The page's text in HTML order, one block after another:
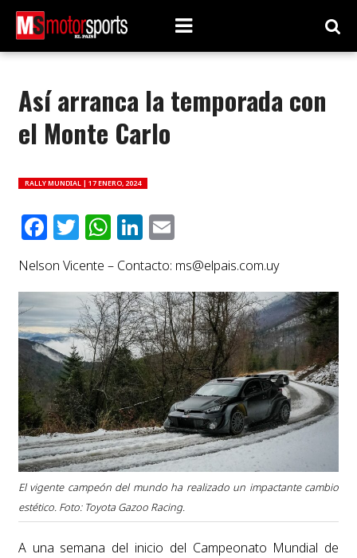
Así arranca la temporada con
el Monte Carlo
RALLY MUNDIAL | 17 ENERO, 2024
Facebook
Twitter
WhatsApp
LinkedIn
Email
Nelson Vicente – Contacto: ms@elpais.com.uy
El vigente campeón del mundo ha realizado un impactante cambio
estético. Foto: Toyota Gazoo Racing.
A una semana del inicio del Campeonato Mundial de